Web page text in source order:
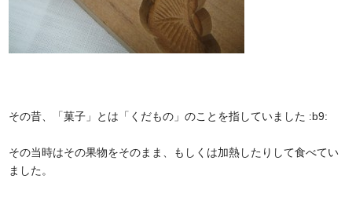
その昔、「菓子」とは「くだもの」のことを指していました :b9:
その当時はその果物をそのまま、もしくは加熱したりして食べてい
ました。